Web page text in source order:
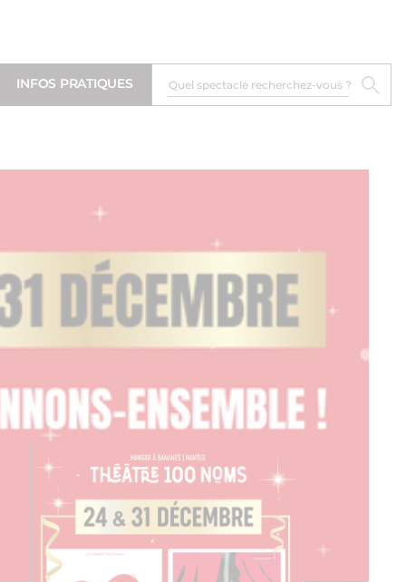
INFOS PRATIQUES